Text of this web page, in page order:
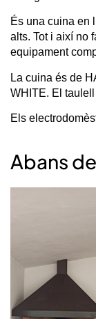
És una cuina en
alts. Tot i així no
equipament
La cuina és de
WHITE. El
Els
Abans